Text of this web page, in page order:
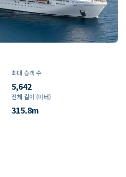
최대 승객 수
5,642
전체 길이 (미터)
315.8m